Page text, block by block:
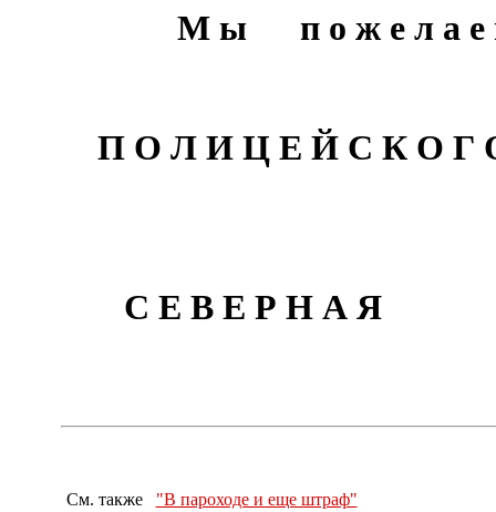
М ы п о ж е л а е м
П О Л И Ц Е Й С К О
С Е В Е Р Н А Я
См. также "В пароходе и еще штраф"